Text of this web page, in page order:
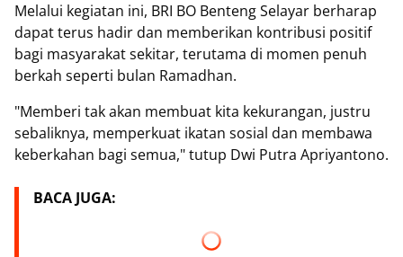
Melalui kegiatan ini, BRI BO Benteng Selayar berharap
dapat terus hadir dan memberikan kontribusi positif
bagi masyarakat sekitar, terutama di momen penuh
berkah seperti bulan Ramadhan.
"Memberi tak akan membuat kita kekurangan, justru
sebaliknya, memperkuat ikatan sosial dan membawa
keberkahan bagi semua," tutup Dwi Putra Apriyantono.
BACA JUGA: